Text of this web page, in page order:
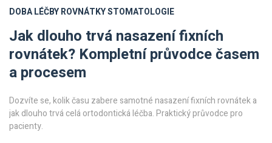
DOBA LÉČBY ROVNÁTKYSTOMATOLOGIE
Jak dlouho trvá nasazení fixních
rovnátek? Kompletní průvodce časem
a procesem
Dozvíte se, kolik času zabere samotné nasazení fixních rovnátek a
jak dlouho trvá celá ortodontická léčba. Praktický průvodce pro
pacienty.